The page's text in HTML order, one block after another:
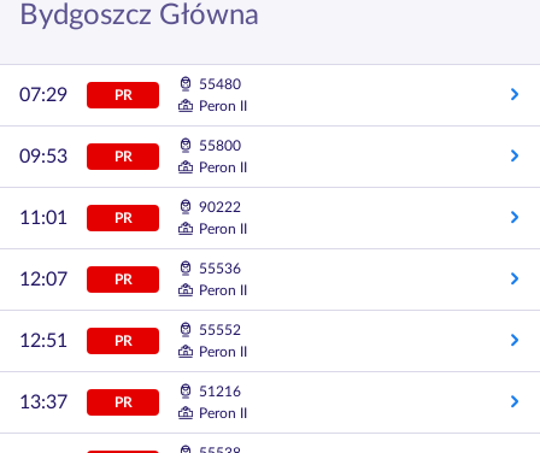
Bydgoszcz Główna
07:29 PR
55480
Peron II
09:53 PR
55800
Peron II
11:01 PR
90222
Peron II
12:07 PR
55536
Peron II
12:51 PR
55552
Peron II
13:37 PR
51216
Peron II